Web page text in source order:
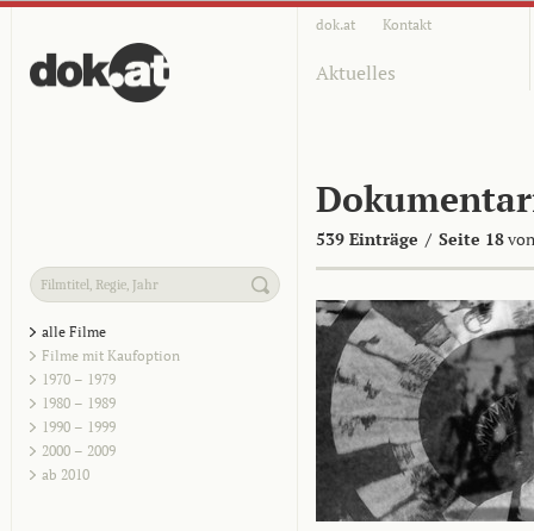
dok.at Kontakt
Aktuelles
539 Einträge / Seite 18
alle Filme
Filme mit Kaufoption
1970 – 1979
1980 – 1989
1990 – 1999
2000 – 2009
ab 2010